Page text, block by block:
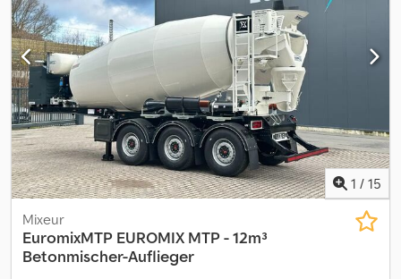
1 / 15
Mixeur
EuromixMTP EUROMIX MTP - 12m³
Betonmischer-Auflieger